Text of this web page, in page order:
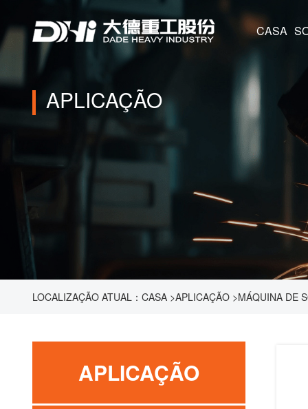
CASA
APLICAÇÃO
LOCALIZAÇÃO ATUAL： CASA >APLICAÇÃO >MÁQUINA DE
APLICAÇÃO